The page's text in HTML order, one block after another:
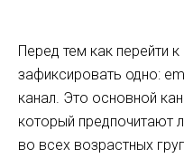
Перед тем как перейти
зафиксировать одно:
канал. Это основной
который предпочитают
во всех возрастных